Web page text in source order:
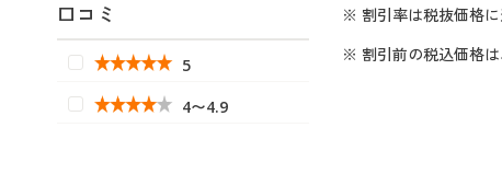
※ 割引率は税抜価格に
※ 割引前の税込価格は
口コミ
5
4〜4.9